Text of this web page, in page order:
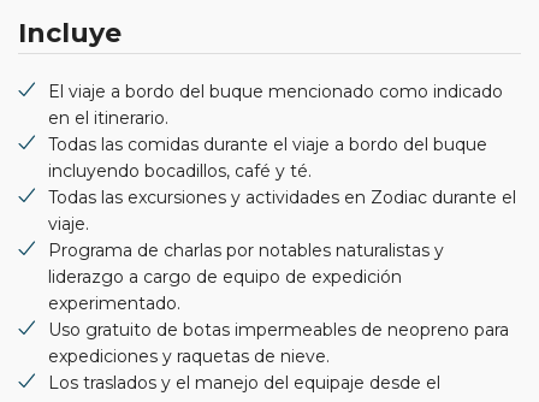
Incluye
El viaje a bordo del buque mencionado como indicado
en el itinerario.
Todas las comidas durante el viaje a bordo del buque
incluyendo bocadillos, café y té.
Todas las excursiones y actividades en Zodiac durante el
viaje.
Programa de charlas por notables naturalistas y
liderazgo a cargo de equipo de expedición
experimentado.
Uso gratuito de botas impermeables de neopreno para
expediciones y raquetas de nieve.
Los traslados y el manejo del equipaje desde el